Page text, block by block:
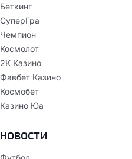
Беткинг
СуперГра
Чемпион
Космолот
2К Казино
Фавбет Казино
Космобет
Казино Юа
НОВОСТИ